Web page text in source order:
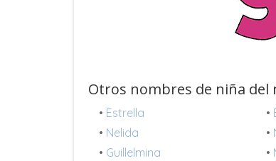
Otros nombres de niña del
• Estrella •
• Nelida •
• Guillelmina •